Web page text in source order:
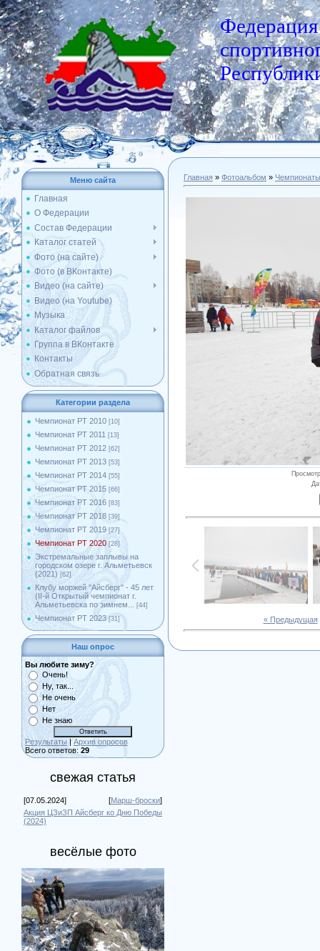
Федерация
Меню сайта
Главная
О Федерации
Состав Федерации
Каталог статей
Фото (на сайте)
Фото (в ВКонтакте)
Видео (на сайте)
Видео (на Youtube)
Музыка
Каталог файлов
Группа в ВКонтакте
Контакты
Обратная связь
Категории раздела
Чемпионат РТ 2010 [10]
Чемпионат РТ 2011 [13]
Чемпионат РТ 2012 [62]
Чемпионат РТ 2013 [53]
Чемпионат РТ 2014 [55]
Чемпионат РТ 2015 [66]
Чемпионат РТ 2016 [83]
Чемпионат РТ 2018 [39]
Чемпионат РТ 2019 [27]
Чемпионат РТ 2020 [28]
Экстремальные заплывы на
городском озере г. Альметьевск
(2021) [62]
Клубу моржей ''Айсберг'' - 45 лет
(II-й Открытый чемпионат г.
Альметьевска по зимнем...
[44]
Чемпионат РТ 2023 [31]
Наш опрос
Вы любите зиму?
Очень!
Ну, так...
Не очень
Нет
Не знаю
Результаты | Архив опросов
Всего ответов: 29
свежая статья
[07.05.2024] [Марш-броски]
Акция ЦЗиЗП Айсберг ко Дню Победы
(2024)
весёлые фото
Главная » Фотоальбом » Чемпионаты
« Предыдущая